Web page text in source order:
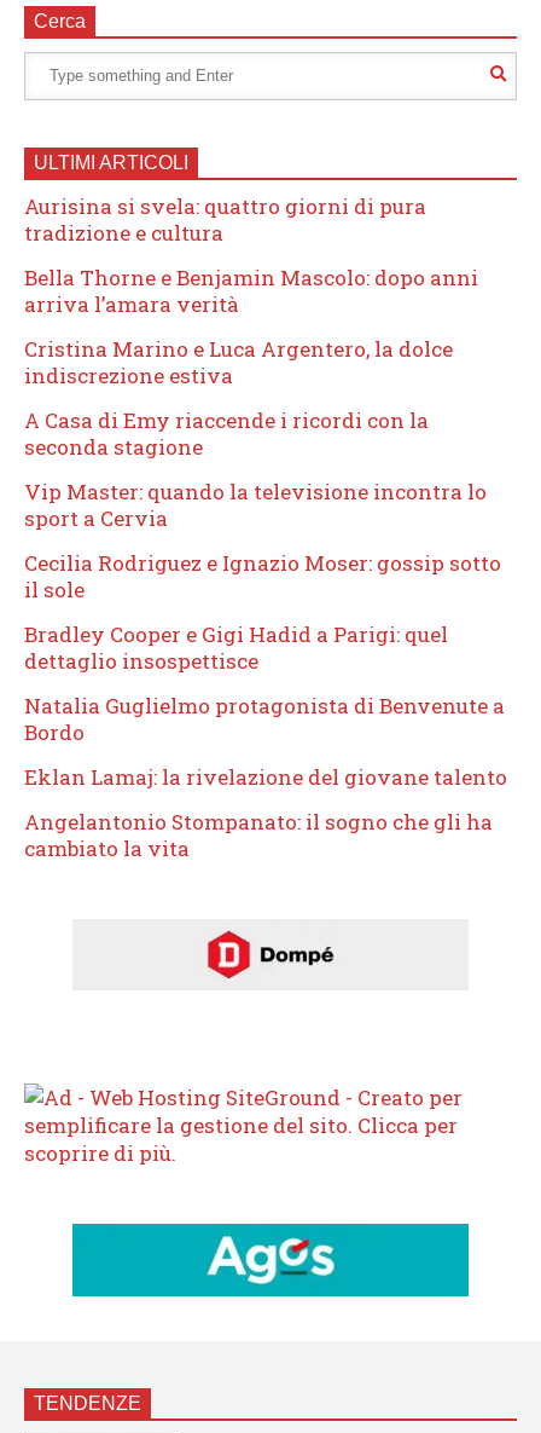
Cerca
ULTIMI ARTICOLI
Aurisina si svela: quattro giorni di pura
tradizione e cultura
Bella Thorne e Benjamin Mascolo: dopo anni
arriva l’amara verità
Cristina Marino e Luca Argentero, la dolce
indiscrezione estiva
A Casa di Emy riaccende i ricordi con la
seconda stagione
Vip Master: quando la televisione incontra lo
sport a Cervia
Cecilia Rodriguez e Ignazio Moser: gossip sotto
il sole
Bradley Cooper e Gigi Hadid a Parigi: quel
dettaglio insospettisce
Natalia Guglielmo protagonista di Benvenute a
Bordo
Eklan Lamaj: la rivelazione del giovane talento
Angelantonio Stompanato: il sogno che gli ha
cambiato la vita
TENDENZE